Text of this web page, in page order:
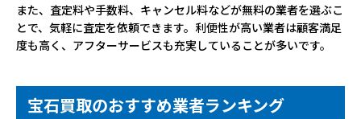
また、査定料や手数料、キャンセル料などが無料の業者を選ぶこ
とで、気軽に査定を依頼できます。利便性が高い業者は顧客満足
度も高く、アフターサービスも充実していることが多いです。
宝石買取のおすすめ業者ランキング